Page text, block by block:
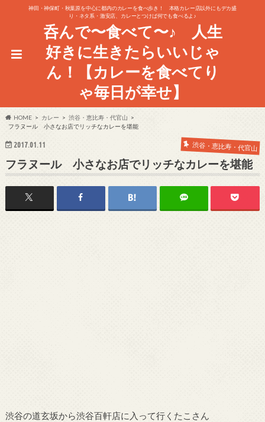
神田・神保町・秋葉原を中心に都内のカレーを食べ歩き！ 本格カレー店以外にもデカ盛
り・ネタ系・激安店、カレーとつけば何でも食べるよ♪
呑んで〜食べて〜♪ 人生
好きに生きたらいいじゃ
ん！【カレーを食べてり
ゃ毎日が幸せ】
HOME カレー
渋谷・恵比寿・代官山
フラヌール 小さなお店でリッチなカレーを堪能
2017.01.11 渋谷・恵比寿・代官山
フラヌール 小さなお店でリッチなカレーを堪能
渋谷の道玄坂から渋谷百軒店に入って行くたこさん